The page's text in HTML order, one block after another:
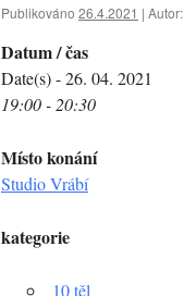
Publikováno 26.4.2021 | Autor:
Datum / čas
Date(s) - 26. 04. 2021
19:00 - 20:30
Místo konání
Studio Vrábí
kategorie
10 těl